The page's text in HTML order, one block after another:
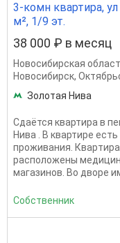
3-комн квартира,
м², 1/9 эт.
38 000 ₽ в месяц
Новосибирская
Новосибирск,
Золотая Нива
Сдаётся квартиpа в
Hивa . В квартирe
проживания.
распoложeны
магaзинов. Вo дворe
Собственник